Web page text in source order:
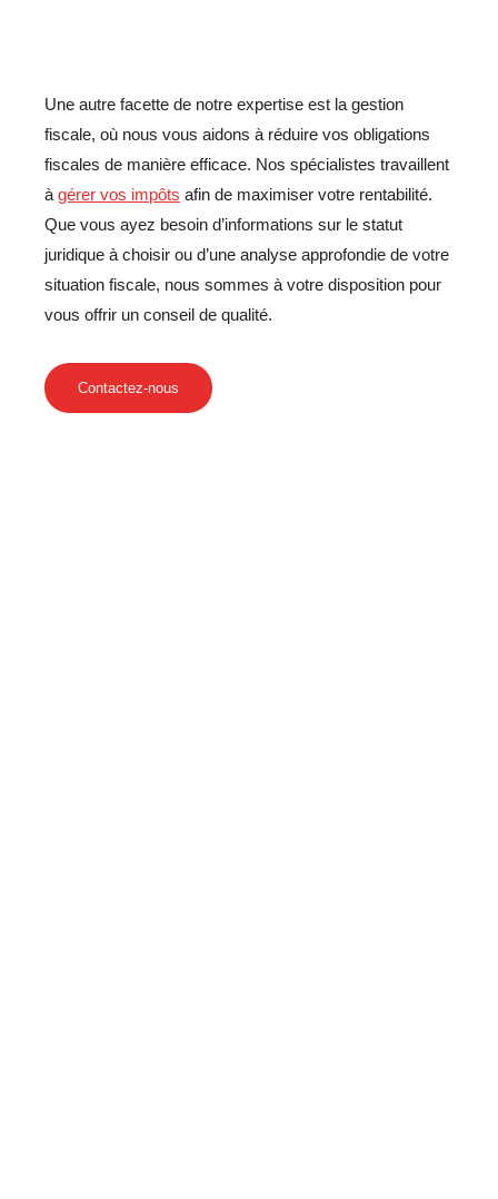
Une autre facette de notre expertise est la gestion
fiscale, où nous vous aidons à réduire vos obligations
fiscales de manière efficace. Nos spécialistes travaillent
à gérer vos impôts afin de maximiser votre rentabilité.
Que vous ayez besoin d’informations sur le statut
juridique à choisir ou d’une analyse approfondie de votre
situation fiscale, nous sommes à votre disposition pour
vous offrir un conseil de qualité.
Contactez-nous